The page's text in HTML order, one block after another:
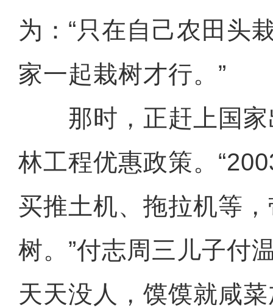
为：“只在自己农田头
家一起栽树才行。”
那时，正赶上国家
林工程优惠政策。
买推土机、拖拉机等
树。”付志周三儿子付
天天没人，馍馍就咸